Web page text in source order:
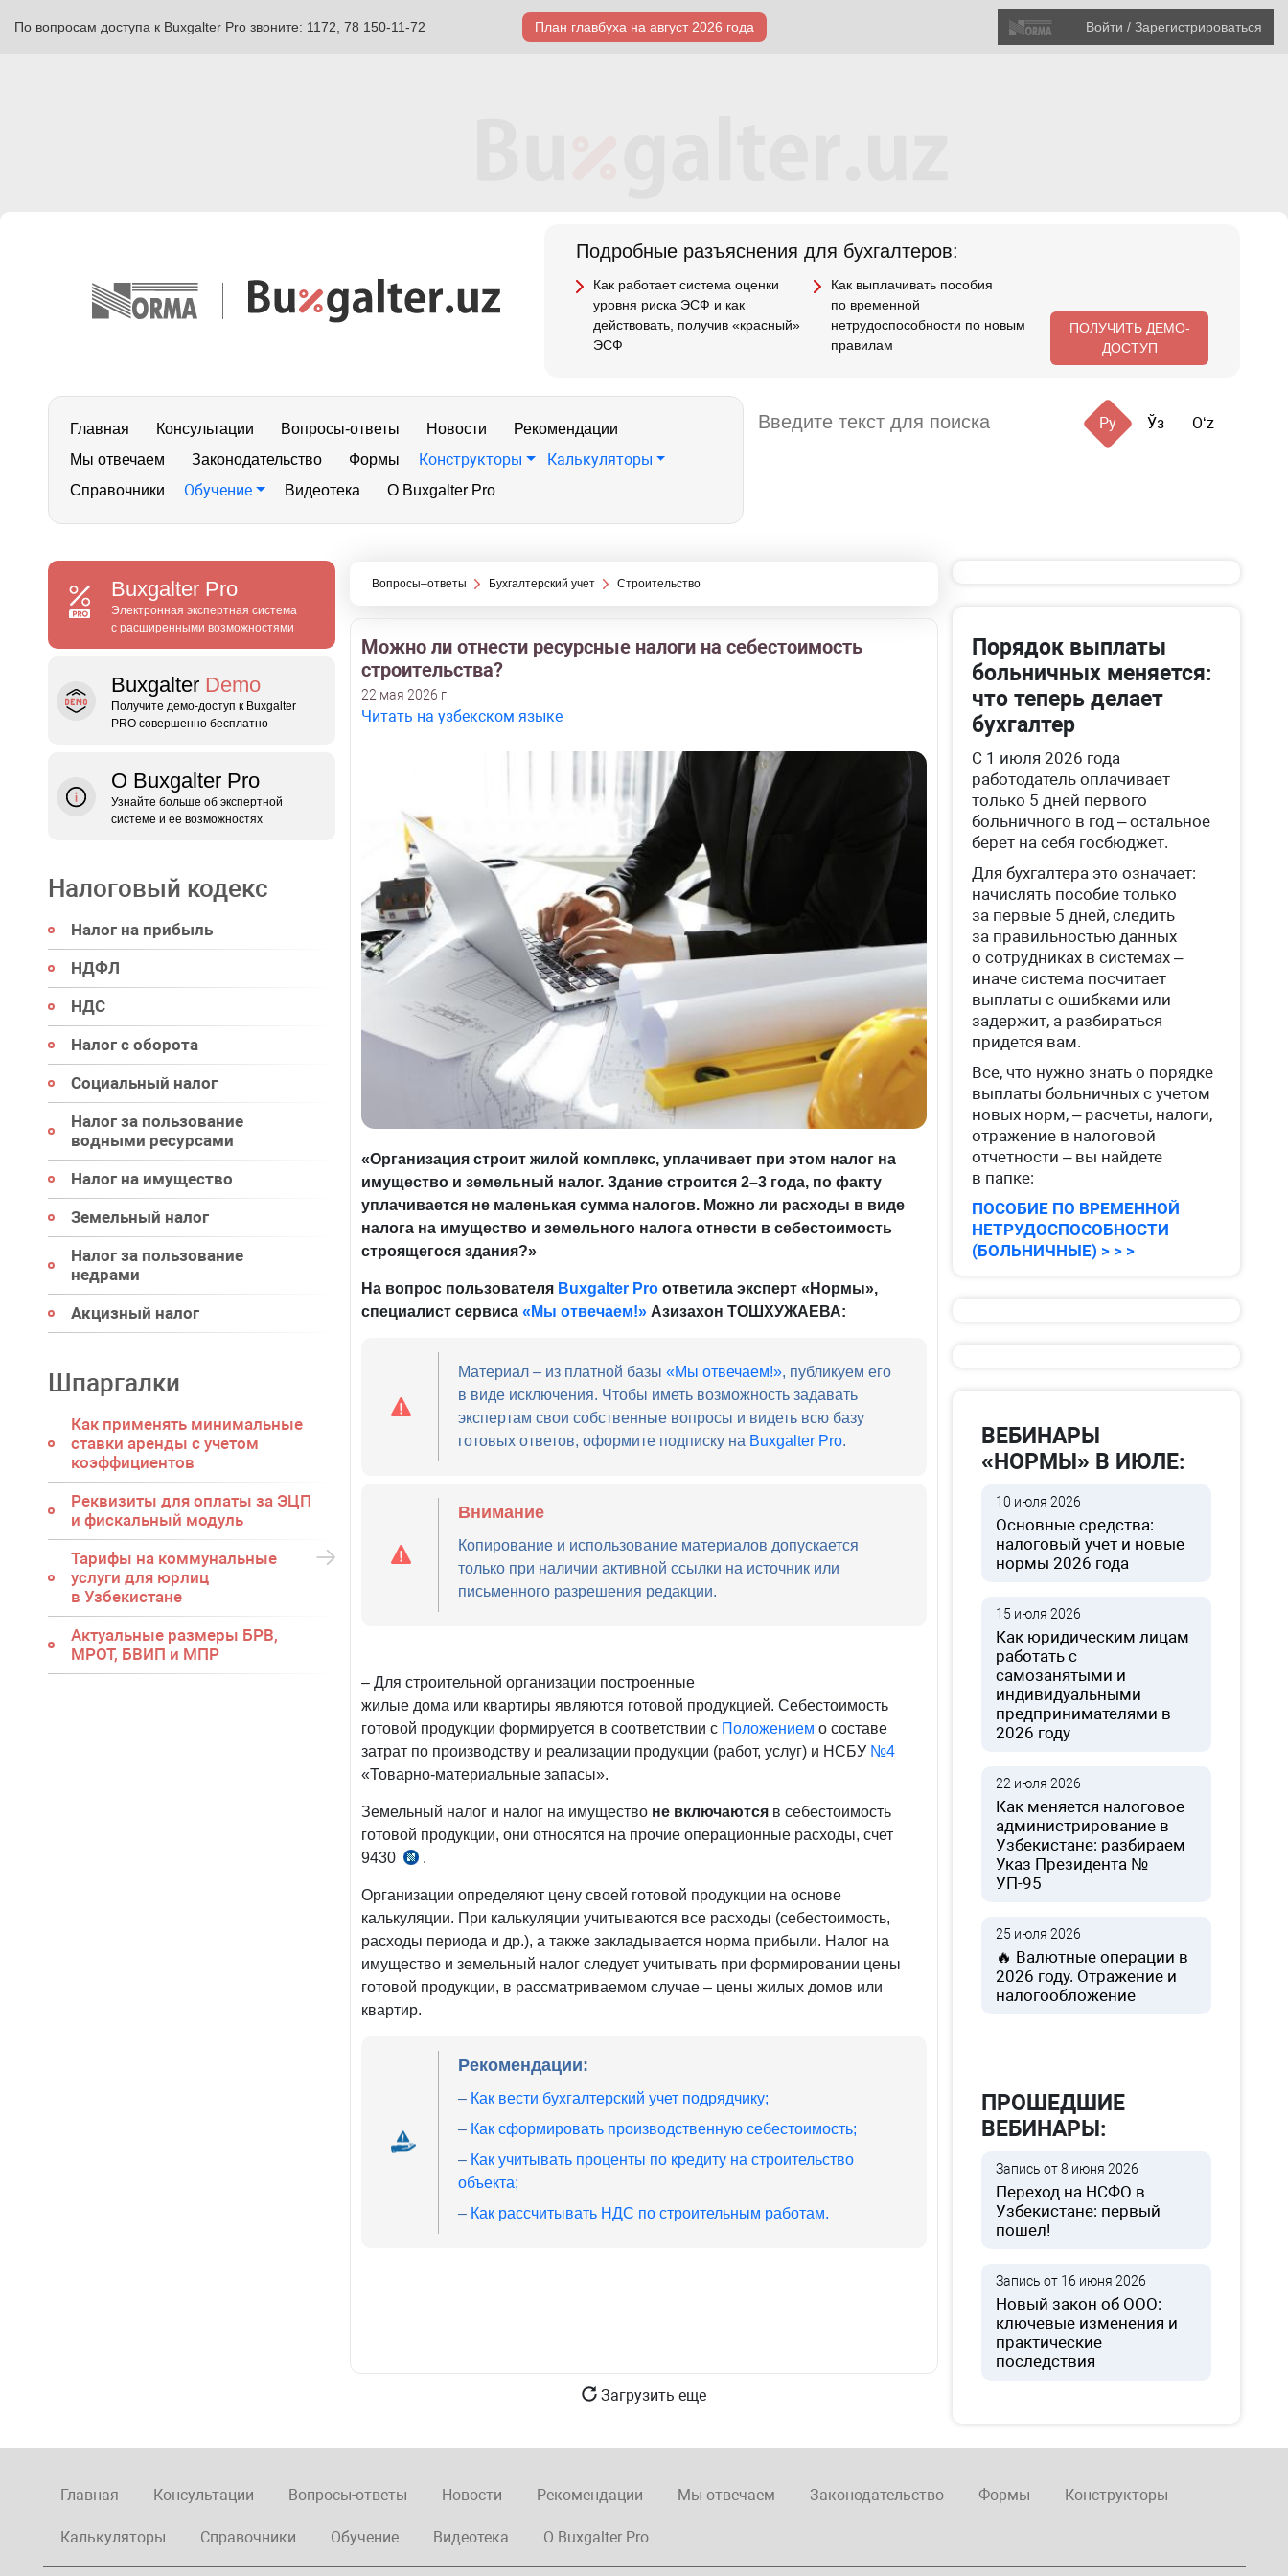
По вопросам доступа к Buxgalter Pro звоните: 1172, 78 150-11-72 План главбуха на август 2026 года Войти / Зарегистрироваться
Подробные разъяснения для бухгалтеров:
Как работает система оценки
уровня риска ЭСФ и как
действовать, получив «красный»
ЭСФ
Как выплачивать пособия
по временной
нетрудоспособности по новым
правилам
ПОЛУЧИТЬ ДЕМО-
ДОСТУП
Главная Консультации Вопросы-ответы Новости
Рекомендации
Мы отвечаем
Законодательство Формы Конструкторы Калькуляторы
Справочники Обучение Видеотека О Buxgalter Pro
Ру Ўз Oʻz
Buxgalter Pro
Электронная экспертная система
с расширенными возможностями
Buxgalter Demo
Получите демо‑доступ к Buxgalter
PRO совершенно бесплатно
О Buxgalter Pro
Узнайте больше об экспертной
системе и ее возможностях
Налоговый кодекс
Налог на прибыль
НДФЛ
НДС
Налог с оборота
Социальный налог
Налог за пользование
водными ресурсами
Налог на имущество
Земельный налог
Налог за пользование
недрами
Акцизный налог
Шпаргалки
Как применять минимальные
ставки аренды с учетом
коэффициентов
Реквизиты для оплаты за ЭЦП
и фискальный модуль
Тарифы на коммунальные
услуги для юрлиц
в Узбекистане
Актуальные размеры БРВ,
МРОТ, БВИП и МПР
Вопросы–ответы Бухгалтерский учет Строительство
Можно ли отнести ресурсные налоги на себестоимость
строительства?
22 мая 2026 г.
Читать на узбекском языке
«Организация строит жилой комплекс, уплачивает при этом налог на
имущество и земельный налог. Здание строится 2–3 года, по факту
уплачивается не маленькая сумма налогов. Можно ли расходы в виде
налога на имущество и земельного налога отнести в себестоимость
строящегося здания?»
На вопрос пользователя Buxgalter Proответила эксперт «Нормы»,
специалист сервиса «Мы отвечаем!»Азизахон ТОШХУЖАЕВА:
Материал – из платной базы «Мы отвечаем!», публикуем его
в виде исключения. Чтобы иметь возможность задавать
экспертам свои собственные вопросы и видеть всю базу
готовых ответов, оформите подписку на Buxgalter Pro.
Внимание
Копирование и использование материалов допускается
только при наличии активной ссылки на источник или
письменного разрешения редакции.
– Для строительной организации построенные
жилые дома или квартиры являются готовой продукцией. Себестоимость
готовой продукции формируется в соответствии с Положением о составе
затрат по производству и реализации продукции (работ, услуг) и НСБУ №4
«Товарно-материальные запасы».
Земельный налог и налог на имущество не включаютсяв себестоимость
готовой продукции, они относятся на прочие операционные расходы, счет
9430
п.
прил.
к
ПКМ
05.02.1999
.
Организации определяют цену своей готовой продукции на основе
калькуляции. При калькуляции учитываются все расходы (себестоимость,
расходы периода и др.), а также закладывается норма прибыли. Налог на
имущество и земельный налог следует учитывать при формировании цены
готовой продукции, в рассматриваемом случае – цены жилых домов или
квартир.
Рекомендации:
– Как вести бухгалтерский учет подрядчику;
– Как сформировать производственную себестоимость;
– Как учитывать проценты по кредиту на строительство
объекта;
– Как рассчитывать НДС по строительным работам.
Загрузить еще
Порядок выплаты
больничных меняется:
что теперь делает
бухгалтер
С 1 июля 2026 года
работодатель оплачивает
только 5 дней первого
больничного в год – остальное
берет на себя госбюджет.
Для бухгалтера это означает:
начислять пособие только
за первые 5 дней, следить
за правильностью данных
о сотрудниках в системах –
иначе система посчитает
выплаты с ошибками или
задержит, а разбираться
придется вам.
Все, что нужно знать о порядке
выплаты больничных с учетом
новых норм, – расчеты, налоги,
отражение в налоговой
отчетности – вы найдете
в папке:
ПОСОБИЕ ПО ВРЕМЕННОЙ
НЕТРУДОСПОСОБНОСТИ
(БОЛЬНИЧНЫЕ) > > >
ВЕБИНАРЫ
«НОРМЫ» В ИЮЛЕ:
10 июля 2026
Основные средства:
налоговый учет и новые
нормы 2026 года
15 июля 2026
Как юридическим лицам
работать с
самозанятыми и
индивидуальными
предпринимателями в
2026 году
22 июля 2026
Как меняется налоговое
администрирование в
Узбекистане: разбираем
Указ Президента №
УП-95
25 июля 2026
🔥 Валютные операции в
2026 году. Отражение и
налогообложение
ПРОШЕДШИЕ
ВЕБИНАРЫ:
Запись от 8 июня 2026
Переход на НСФО в
Узбекистане: первый
пошел!
Запись от 16 июня 2026
Новый закон об ООО:
ключевые изменения и
практические
последствия
Главная Консультации Вопросы-ответы Новости Рекомендации Мы отвечаем Законодательство Формы Конструкторы
Калькуляторы Справочники Обучение Видеотека О Buxgalter Pro